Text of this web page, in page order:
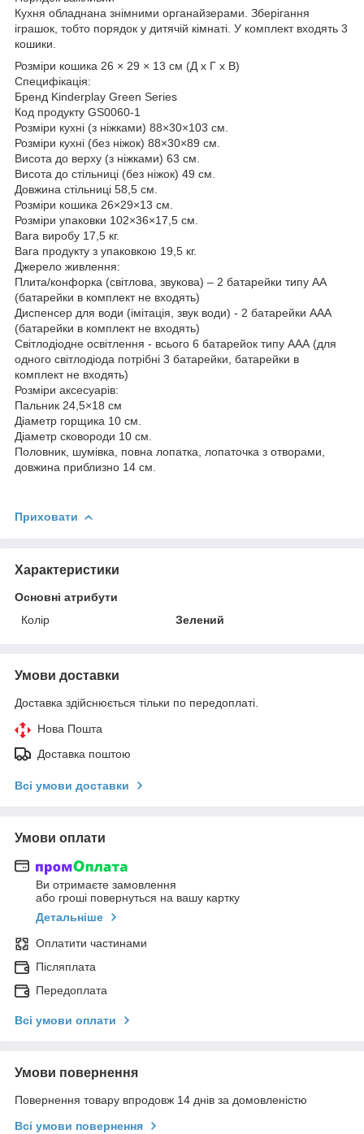
Кухня обладнана знімними органайзерами. Зберігання
іграшок, тобто порядок у дитячій кімнаті. У комплект входять 3
кошики.
Розміри кошика 26 × 29 × 13 см (Д х Г х В)
Специфікація:
Бренд Kinderplay Green Series
Код продукту GS0060-1
Розміри кухні (з ніжками) 88×30×103 см.
Розміри кухні (без ніжок) 88×30×89 см.
Висота до верху (з ніжками) 63 см.
Висота до стільниці (без ніжок) 49 см.
Довжина стільниці 58,5 см.
Розміри кошика 26×29×13 см.
Розміри упаковки 102×36×17,5 см.
Вага виробу 17,5 кг.
Вага продукту з упаковкою 19,5 кг.
Джерело живлення:
Плита/конфорка (світлова, звукова) – 2 батарейки типу АА
(батарейки в комплект не входять)
Диспенсер для води (імітація, звук води) - 2 батарейки ААА
(батарейки в комплект не входять)
Світлодіодне освітлення - всього 6 батарейок типу ААА (для
одного світлодіода потрібні 3 батарейки, батарейки в
комплект не входять)
Розміри аксесуарів:
Пальник 24,5×18 см
Діаметр горщика 10 см.
Діаметр сковороди 10 см.
Половник, шумівка, повна лопатка, лопаточка з отворами,
довжина приблизно 14 см.
Приховати
Характеристики
Основні атрибути
Колір
Зелений
Умови доставки
Доставка здійснюється тільки по передоплаті.
Нова Пошта
Доставка поштою
Всі умови доставки
Умови оплати
Ви отримаєте замовлення
або гроші повернуться на вашу картку
Детальніше
Оплатити частинами
Післяплата
Передоплата
Всі умови оплати
Умови повернення
Повернення товару впродовж 14 днів за домовленістю
Всі умови повернення